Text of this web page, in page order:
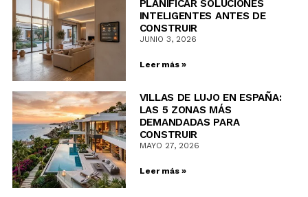
PLANIFICAR SOLUCIONES
INTELIGENTES ANTES DE
CONSTRUIR
JUNIO 3, 2026
Leer más »
VILLAS DE LUJO EN ESPAÑA:
LAS 5 ZONAS MÁS
DEMANDADAS PARA
CONSTRUIR
MAYO 27, 2026
Leer más »